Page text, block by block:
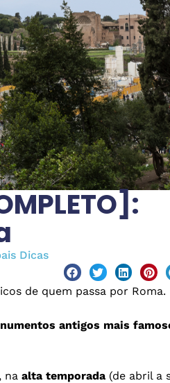
Dicas
de quem passa por Roma.
antigos mais
na alta temporada (de abril a